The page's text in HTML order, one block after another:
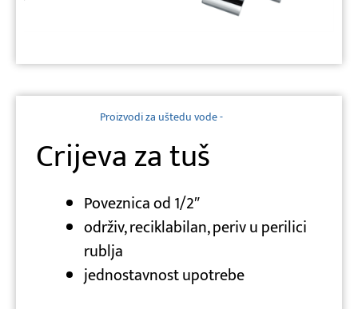
Proizvodi za uštedu vode -
Crijeva za tuš
Poveznica od 1/2″
održiv, reciklabilan, periv u perilici
rublja
jednostavnost upotrebe